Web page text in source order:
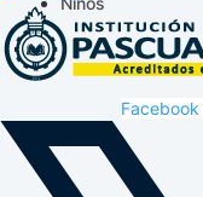
Facebook